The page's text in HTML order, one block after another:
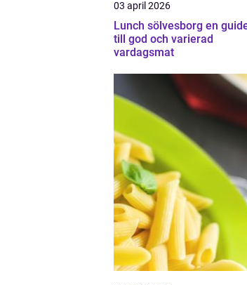
03 april 2026
Lunch sölvesborg en guide
till god och varierad
vardagsmat